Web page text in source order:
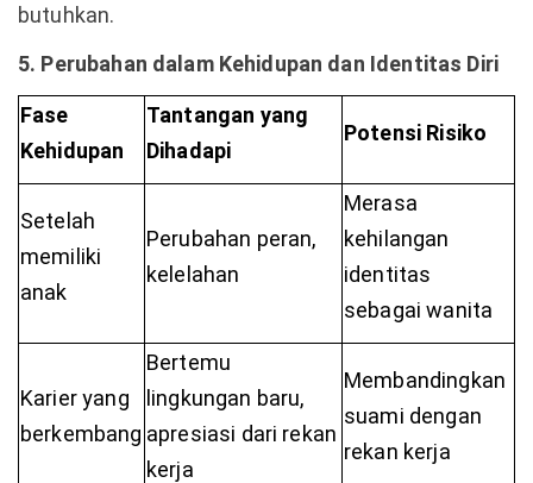
butuhkan.
5. Perubahan dalam Kehidupan dan Identitas Diri
Fase
Kehidupan
Tantangan yang
Dihadapi
Potensi Risiko
Setelah
memiliki
anak
Perubahan peran,
kelelahan
Merasa
kehilangan
identitas
sebagai wanita
Karier yang
berkembang
Bertemu
lingkungan baru,
apresiasi dari rekan
kerja
Membandingkan
suami dengan
rekan kerja